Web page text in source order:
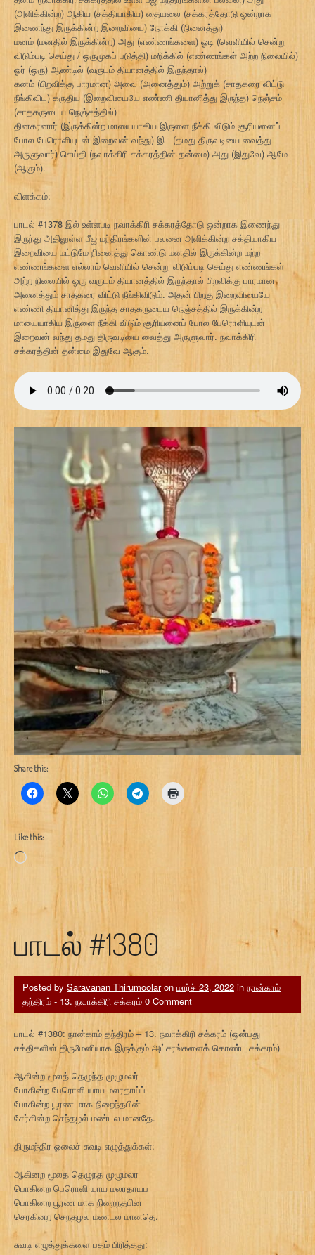
(அளிக்கின்ற) ஆகிய (சக்தியாகிய) தையலை (சக்கரத்தோடு ஒன்றாக
இணைந்து இருக்கின்ற இறைவியை) நோக்கி (நினைத்து)
மனம் (மனதில் இருக்கின்ற) அது (எண்ணங்களை) ஓடி (வெளியில் சென்று
விடும்படி செய்து / ஒருமுகப் படுத்தி) மறிக்கில் (எண்ணங்கள் அற்ற நிலையில்)
ஓர் (ஒரு) ஆண்டில் (வருடம் தியானத்தில் இருந்தால்)
கனம் (பிறவிக்கு பாரமான) அவை (அனைத்தும்) அற்றுக் (சாதகரை விட்டு
நீங்கிவிட) கருதிய (இறைவியையே எண்ணி தியானித்து இருந்த) நெஞ்சம்
(சாதகருடைய நெஞ்சத்தில்)
தினகரனார் (இருக்கின்ற மாயையாகிய இருளை நீக்கி விடும் சூரியனைப்
போல பேரொளியுடன் இறைவன் வந்து) இட (தமது திருவடியை வைத்து
அருளுவார்) செய்தி (நவாக்கிரி சக்கரத்தின் தன்மை) அது (இதுவே) ஆமே
(ஆகும்).
விளக்கம்:
பாடல் #1378 இல் உள்ளபடி நவாக்கிரி சக்கரத்தோடு ஒன்றாக இணைந்து
இருந்து அதிலுள்ள பீஜ மந்திரங்களின் பலனை அளிக்கின்ற சக்தியாகிய
இறைவியை மட்டுமே நினைத்து கொண்டு மனதில் இருக்கின்ற மற்ற
எண்ணங்களை எல்லாம் வெளியில் சென்று விடும்படி செய்து எண்ணங்கள்
அற்ற நிலையில் ஒரு வருடம் தியானத்தில் இருந்தால் பிறவிக்கு பாரமான
அனைத்தும் சாதகரை விட்டு நீங்கிவிடும். அதன் பிறகு இறைவியையே
எண்ணி தியானித்து இருந்த சாதகருடைய நெஞ்சத்தில் இருக்கின்ற
மாயையாகிய இருளை நீக்கி விடும் சூரியனைப் போல பேரொளியுடன்
இறைவன் வந்து தமது திருவடியை வைத்து அருளுவார். நவாக்கிரி
சக்கரத்தின் தன்மை இதுவே ஆகும்.
Share this:
Like this:
Loading…
பாடல் #1380
Posted by Saravanan Thirumoolaron மார்ச் 23, 2022 in நான்காம்
தந்திரம் - 13. நவாக்கிரி சக்கரம் 0 Comment
பாடல் #1380: நான்காம் தந்திரம் – 13. நவாக்கிரி சக்கரம் (ஒன்பது
சக்திகளின் திருமேனியாக இருக்கும் அட்சரங்களைக் கொண்ட சக்கரம்)
ஆகின்ற மூலத் தெழுந்த முழுமலர்
போகின்ற பேரொளி யாய மலரதாய்ப்
போகின்ற பூரண மாக நிறைந்தபின்
சேர்கின்ற செந்தழல் மண்டல மானதே.
திருமந்திர ஓலைச் சுவடி எழுத்துக்கள்:
ஆகினற மூலத தெழுநத முழுமலர
பொகினற பெரொளி யாய மலரதாயப
பொகினற பூரண மாக நிறைநதபின
செரகினற செநதழல மணடல மானதெ.
சுவடி எழுத்துக்களை பதம் பிரித்தது: